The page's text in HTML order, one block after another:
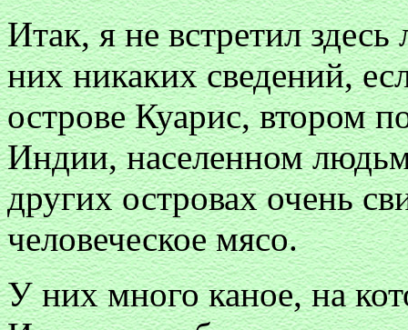
Итак, я не встретил
них никаких сведений,
острове Куарис, втором
Индии, населенном
других островах очень
человеческое мясо.
У них много каное, на